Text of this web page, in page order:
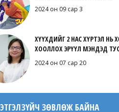
2024 он 09 сар 3
ХҮҮХДИЙГ 2 НАС ХҮРТЭЛ НЬ
ХООЛЛОХ ЭРҮҮЛ МЭНДЭД
2024 он 07 сар 20
ЗӨВЛӨЖ БАЙНА